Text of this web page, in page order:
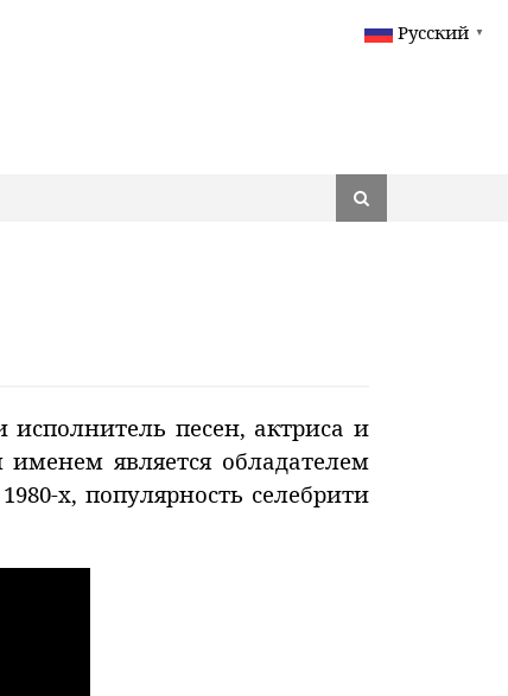
песен, актриса и
является обладателем
х, популярность селебрити
Русский ▼